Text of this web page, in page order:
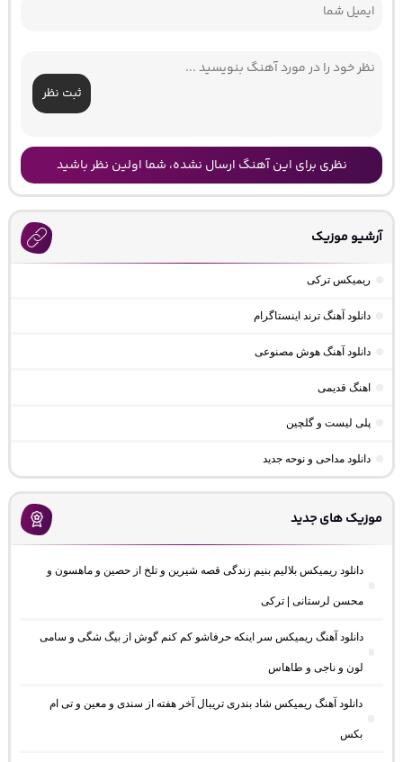
ثبت نظر
نظری برای این آهنگ ارسال نشده، شما اولین نظر باشید
آرشیو موزیک
ریمیکس ترکی
دانلود آهنگ ترند اینستاگرام
دانلود آهنگ هوش مصنوعی
اهنگ قدیمی
پلی لیست و گلچین
دانلود مداحی و نوحه جدید
موزیک های جدید
دانلود ریمیکس بلالیم بنیم زندگی قصه شیرین و تلخ از حصین و ماهسون و
محسن لرستانی | ترکی
دانلود آهنگ ریمیکس سر اینکه حرفاشو کم کنم گوش از بیگ شگی و سامی
لون و ناجی و طاهاس
دانلود آهنگ ریمیکس شاد بندری تریبال آخر هفته از سندی و معین و تی ام
بکس